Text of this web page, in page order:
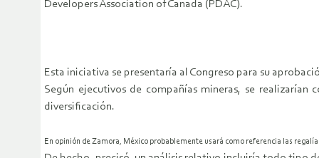
Developers Association of Canada (PDAC).
Esta iniciativa se presentaría al Congreso para su
Según ejecutivos de compañías mineras, se
diversificación.
En opinión de Zamora, México probablemente usará como referencia las